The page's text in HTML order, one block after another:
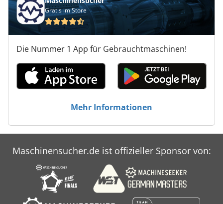
Gratis im Store
Die Nummer 1 App für Gebrauchtmaschinen!
Mehr Informationen
Maschinensucher.de ist offizieller Sponsor von: